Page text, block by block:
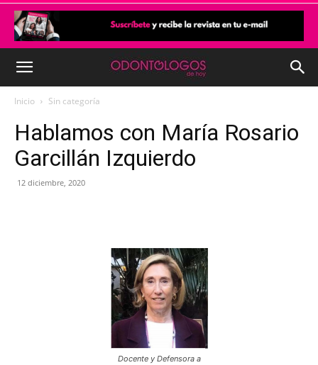
Inicio Sin categoría
Hablamos con María Rosario
Garcillán Izquierdo
12 diciembre, 2020
Docente y Defensora a